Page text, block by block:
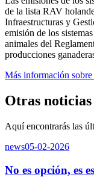
de la lista RAV
Infraestructuras y
emisión de los
animales del
producciones
Más información sobre
Otras
Aquí encontrarás las
news05-02-2026
No es opción, es